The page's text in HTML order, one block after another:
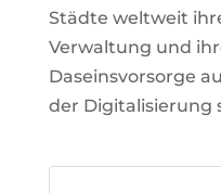
Städte weltweit
Verwaltung und
Daseinsvorsorge
der Digitalisierung